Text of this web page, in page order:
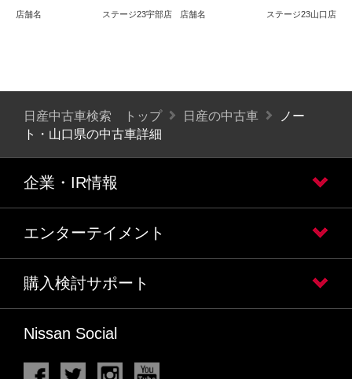
店舗名 ステージ23宇部店 店舗名 ステージ23山口店
日産中古車検索 トップ 日産の中古車
ノー
ト・山口県の中古車詳細
企業・IR情報
エンターテイメント
購入検討サポート
Nissan Social